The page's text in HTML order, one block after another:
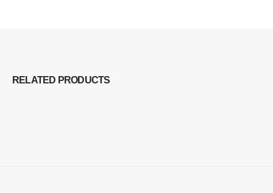
RELATED PRODUCTS